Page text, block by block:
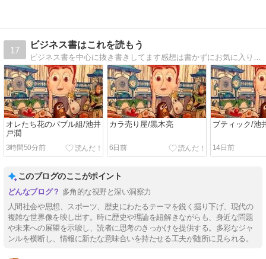
17
ビジネス書はこれを読もう
オレたち花のバブル組/池井
戸潤
3時間50分前
カラ売り屋/黒木亮
6日前
ブティック/池
14日前
このブログのここがポイント
多角的な視野と深い洞察力
人間社会や思想、スポーツ、歴史にわたるテーマを鋭く掘り下げ、現代の
複雑な世界像を映し出す。時に歴史や理論を紐解きながらも、身近な問題
や未来への展望を示唆し、読者に思考のきっかけを提供する。多彩なジャ
ンルを横断し、情報に新たな意味合いを持たせる工夫が随所に見られる。